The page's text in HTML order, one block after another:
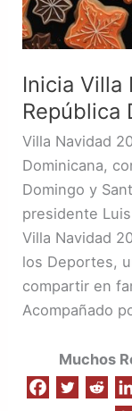
Inicia Villa
República
Villa Navidad
Dominicana,
Domingo y
presidente
Villa Navidad
los Deportes,
compartir en
Acompañado
Muchos